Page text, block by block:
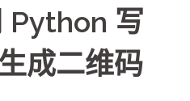
Python 写
成二维码